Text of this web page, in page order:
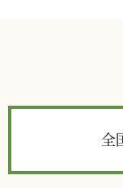
全